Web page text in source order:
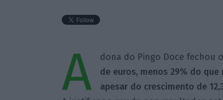
A dona do Pingo Doce fechou
de euros, menos 29% do
apesar do crescimento de